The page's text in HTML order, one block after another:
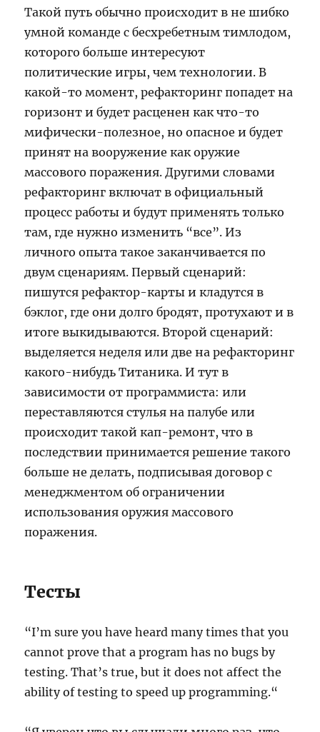
Такой путь обычно происходит в не шибко
умной команде с бесхребетным тимлодом,
которого больше интересуют
политические игры, чем технологии. В
какой-то момент, рефакторинг попадет на
горизонт и будет расценен как что-то
мифически-полезное, но опасное и будет
принят на вооружение как оружие
массового поражения. Другими словами
рефакторинг включат в официальный
процесс работы и будут применять только
там, где нужно изменить “все”. Из
личного опыта такое заканчивается по
двум сценариям. Первый сценарий:
пишутся рефактор-карты и кладутся в
бэклог, где они долго бродят, протухают и в
итоге выкидываются. Второй сценарий:
выделяется неделя или две на рефакторинг
какого-нибудь Титаника. И тут в
зависимости от программиста: или
переставляются стулья на палубе или
происходит такой кап-ремонт, что в
последствии принимается решение такого
больше не делать, подписывая договор с
менеджментом об ограничении
использования оружия массового
поражения.
Тесты
“I’m sure you have heard many times that you
cannot prove that a program has no bugs by
testing. That’s true, but it does not affect the
ability of testing to speed up programming.“